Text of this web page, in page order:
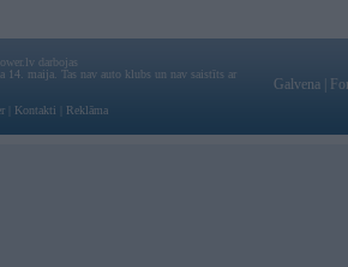
darbojas
14. maija. Tas nav auto klubs un nav saistīts ar
Kontakti Reklāma
Galvena